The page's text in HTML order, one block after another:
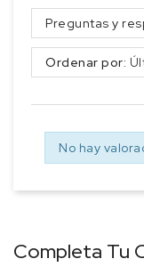
Preguntas y
Ordenar por:
No hay
Completa Tu